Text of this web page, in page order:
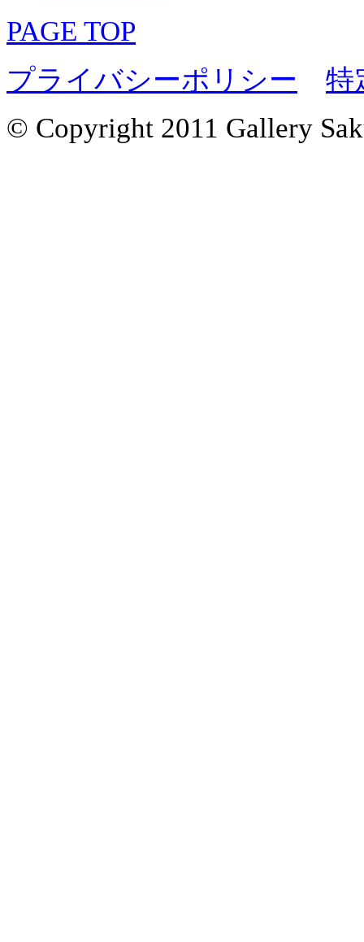
PAGE TOP
プライバシーポリシー
特
© Copyright 2011 Gallery